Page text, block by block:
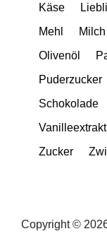
Käse
Mehl
Milch
Olivenöl
Puderzucker
Schokolade
Vanilleextrakt
Zucker
Copyright ©